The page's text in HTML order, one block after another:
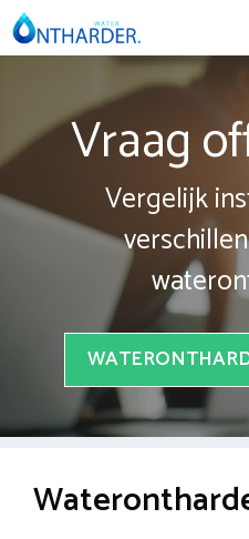
Spring
naar
Vraag
Vergelijk